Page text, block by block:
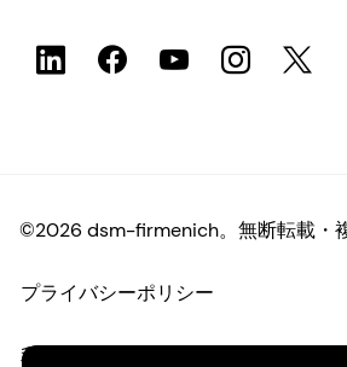
©2026 dsm-firmenich。無断転載・
プライバシーポリシー
利用規約